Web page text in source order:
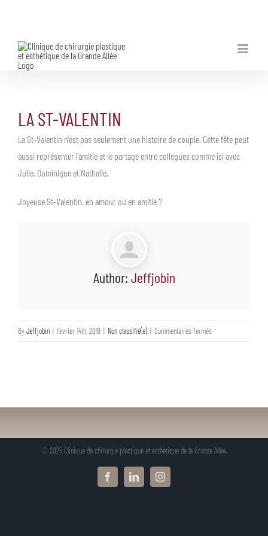
content
LA ST-VALENTIN
La St-Valentin n’est pas seulement une histoire de couple. Cette fête peut
aussi représenter l’amitié et le partage entre collègues comme ici avec
Julie, Dominique et Nathalie.
Joyeuse St-Valentin, en amour ou en amitié ?
Author: Jeffjobin
ByJeffjobin | février 14th, 2019 | Non classifié(e) | Commentaires ferméssur
La
© 2025 Clinique de chirurgie plastique et esthétique de la Grande Allée.
FacebookLinkedInInstagram